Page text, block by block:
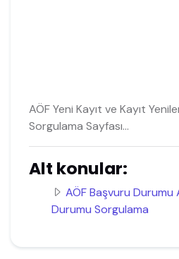
AÖF Yeni Kayıt ve Kayıt
Sorgulama Sayfası...
Alt konular:
AÖF Başvuru Durumu
Durumu Sorgulama